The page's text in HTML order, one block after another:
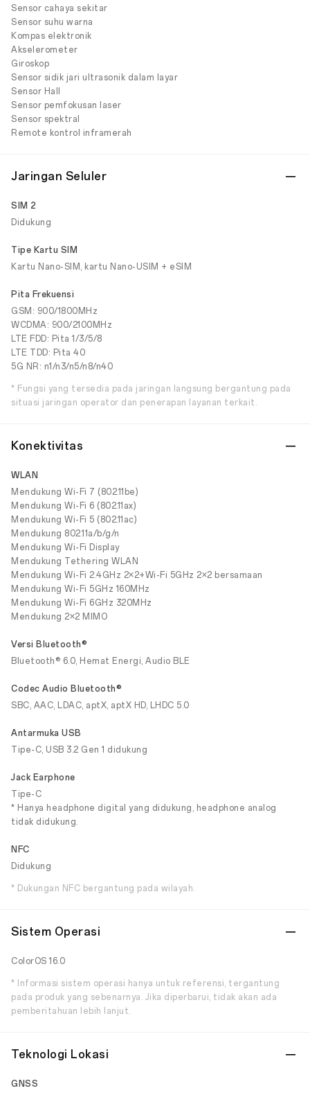
Sensor cahaya sekitar
Sensor suhu warna
Kompas elektronik
Akselerometer
Giroskop
Sensor sidik jari ultrasonik dalam layar
Sensor Hall
Sensor pemfokusan laser
Sensor spektral
Remote kontrol inframerah
Jaringan Seluler
SIM 2
Didukung
Tipe Kartu SIM
Kartu Nano-SIM, kartu Nano-USIM + eSIM
Pita Frekuensi
GSM: 900/1800MHz
WCDMA: 900/2100MHz
LTE FDD: Pita 1/3/5/8
LTE TDD: Pita 40
5G NR: n1/n3/n5/n8/n40
* Fungsi yang tersedia pada jaringan langsung bergantung pada
situasi jaringan operator dan penerapan layanan terkait.
Konektivitas
WLAN
Mendukung Wi-Fi 7 (802.11be)
Mendukung Wi-Fi 6 (802.11ax)
Mendukung Wi-Fi 5 (802.11ac)
Mendukung 802.11a/b/g/n
Mendukung Wi-Fi Display
Mendukung Tethering WLAN
Mendukung Wi-Fi 2.4GHz 2×2+Wi-Fi 5GHz 2×2 bersamaan
Mendukung Wi-Fi 5GHz 160MHz
Mendukung Wi-Fi 6GHz 320MHz
Mendukung 2×2 MIMO
Versi Bluetooth®
Bluetooth® 6.0, Hemat Energi, Audio BLE
Codec Audio Bluetooth®
SBC, AAC, LDAC, aptX, aptX HD, LHDC 5.0
Antarmuka USB
Tipe-C, USB 3.2 Gen 1 didukung
Jack Earphone
Tipe-C
* Hanya headphone digital yang didukung, headphone analog
tidak didukung.
NFC
Didukung
* Dukungan NFC bergantung pada wilayah.
Sistem Operasi
ColorOS 16.0
* Informasi sistem operasi hanya untuk referensi, tergantung
pada produk yang sebenarnya. Jika diperbarui, tidak akan ada
pemberitahuan lebih lanjut.
Teknologi Lokasi
GNSS